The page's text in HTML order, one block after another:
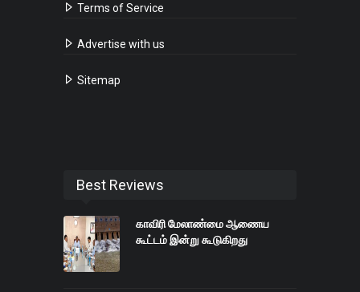
Terms of Service
Advertise with us
Sitemap
Best Reviews
காவிரி மேலாண்மை ஆணைய
கூட்டம் இன்று கூடுகிறது